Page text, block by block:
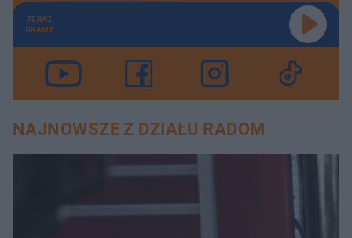
TERAZ
GRAMY
NAJNOWSZE Z DZIAŁU RADOM